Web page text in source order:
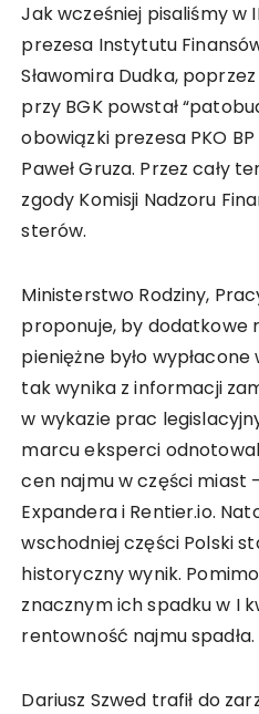
Jak wcześniej pisaliśmy w
prezesa Instytutu
Sławomira Dudka,
przy BGK powstał
obowiązki prezesa PKO
Paweł Gruza. Przez cały
zgody Komisji Nadzoru
sterów.
Ministerstwo Rodziny,
proponuje, by dodatkowe
pieniężne było
tak wynika z informacji
w wykazie prac
marcu eksperci
cen najmu w części miast
Expandera i Rentier.io.
wschodniej części Polski
historyczny wynik.
znacznym ich spadku w I
rentowność najmu spadła.
Dariusz Szwed trafił do